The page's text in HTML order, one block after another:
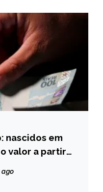
nascidos em
valor a partir
ago